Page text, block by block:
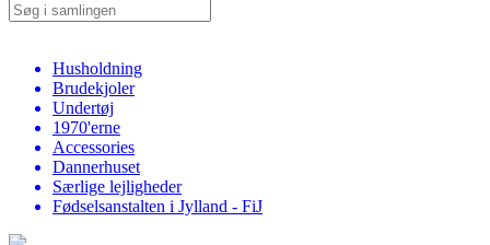
Husholdning
Brudekjoler
Undertøj
1970'erne
Accessories
Dannerhuset
Særlige lejligheder
Fødselsanstalten i Jylland - FiJ